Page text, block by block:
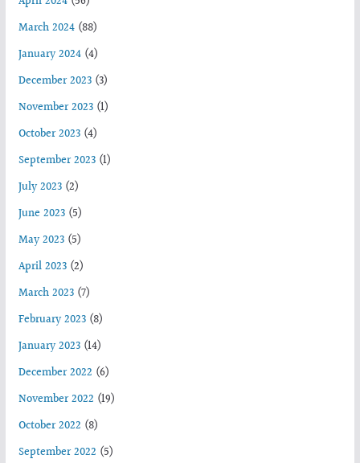
March 2024(88)
January 2024(4)
December 2023(3)
November 2023(1)
October 2023(4)
September 2023(1)
July 2023(2)
June 2023(5)
May 2023(5)
April 2023(2)
March 2023(7)
February 2023(8)
January 2023(14)
December 2022 (6)
November 2022 (19)
October 2022 (8)
September 2022 (5)